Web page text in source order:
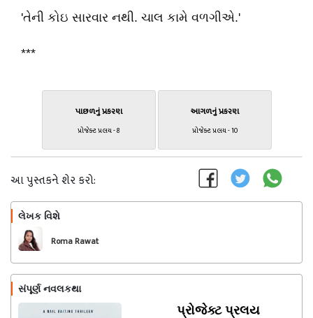
'તેની કોઇ સારવાર નથી. ચાલ કામે વળગીએ.'
***
પાછળનું પ્રકરણ
પ્રોજેક્ટ પ્રલય - 8
આગળનું પ્રકરણ
પ્રોજેક્ટ પ્રલય - 10
આ પુસ્તકને શેર કરો:
લેખક વિશે
Roma Rawat
સંપૂર્ણ નવલકથા
પ્રોજેક્ટ પ્રલય